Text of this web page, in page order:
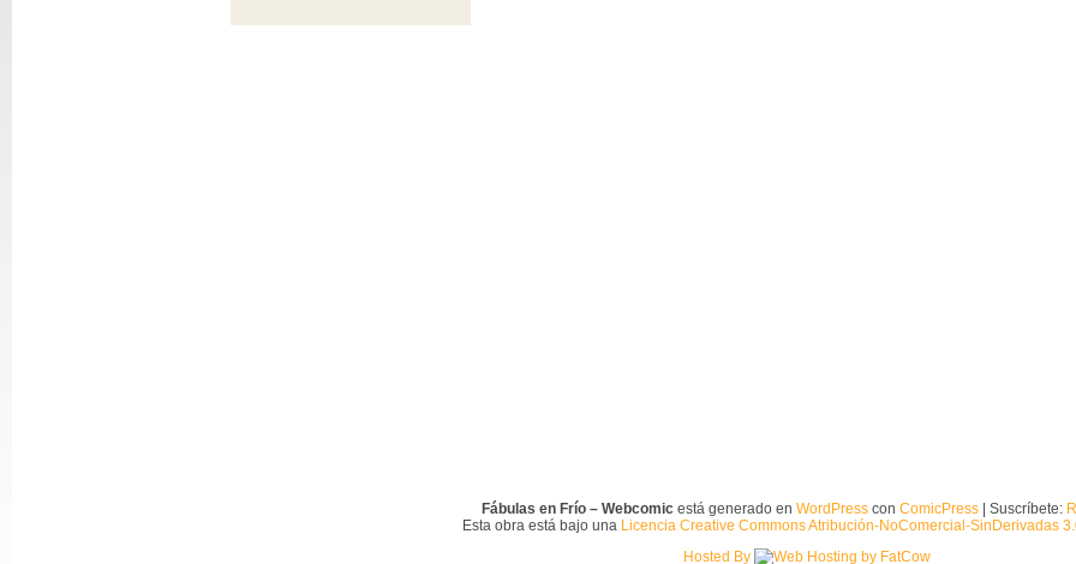
Fábulas en Frío – Webcomicestá generado en WordPresscon ComicPress| Suscríbete:
Esta obra está bajo una Licencia Creative Commons Atribución-NoComercial-SinDerivadas
Hosted By